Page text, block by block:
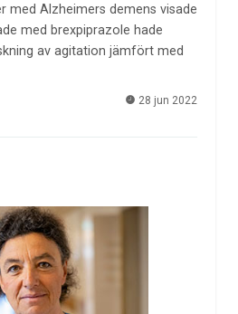
med Alzheimers demens visade
med brexpiprazole hade
av agitation jämfört med
28 jun 2022